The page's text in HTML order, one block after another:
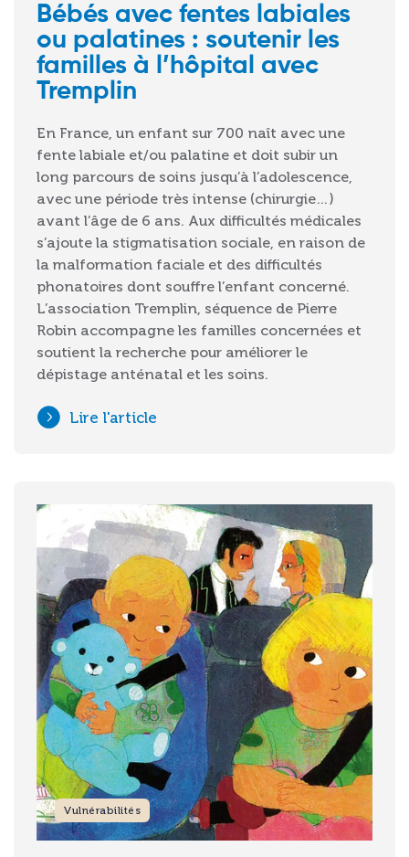
Bébés avec fentes labiales
ou palatines : soutenir les
familles à l’hôpital avec
Tremplin
En France, un enfant sur 700 naît avec une
fente labiale et/ou palatine et doit subir un
long parcours de soins jusqu’à l’adolescence,
avec une période très intense (chirurgie…)
avant l’âge de 6 ans. Aux difficultés médicales
s’ajoute la stigmatisation sociale, en raison de
la malformation faciale et des difficultés
phonatoires dont souffre l’enfant concerné.
L’association Tremplin, séquence de Pierre
Robin accompagne les familles concernées et
soutient la recherche pour améliorer le
dépistage anténatal et les soins.
Lire l'article
Image
Vulnérabilités